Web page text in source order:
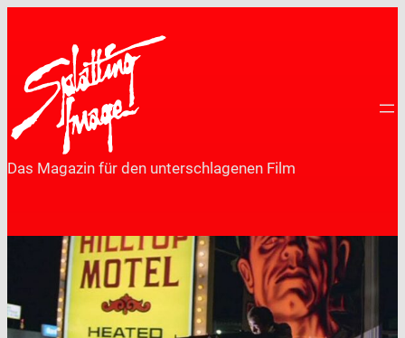
springen
Das Magazin für den unterschlagenen Film